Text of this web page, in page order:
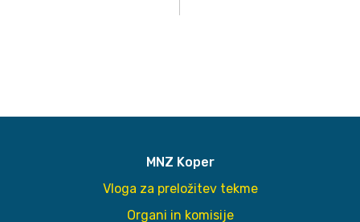
MNZ Koper
Vloga za preložitev tekme
Organi in komisije